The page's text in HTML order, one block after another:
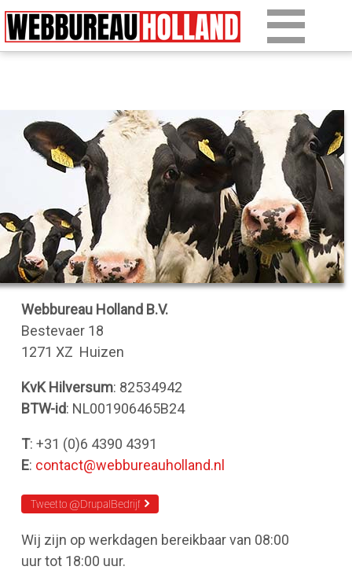
Overslaan en naar de algemene inhoud gaan
Over Drupal
Artikelen
Tarieven
Contact
Webbureau Holland B.V.
Bestevaer 18
1271 XZ Huizen
KvK Hilversum: 82534942
BTW-id: NL001906465B24
T: +31 (0)6 4390 4391
E: contact@webbureauholland.nl
Tweet to @DrupalBedrijf
Wij zijn op werkdagen bereikbaar van 08:00
uur tot 18:00 uur.